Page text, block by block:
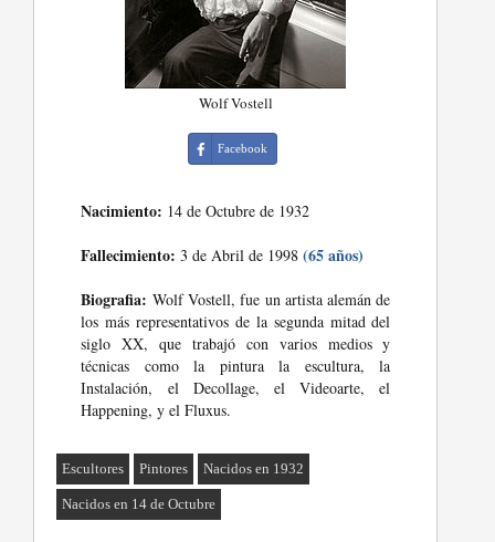
Wolf Vostell
Facebook
Nacimiento: 14 de Octubre de 1932
Fallecimiento: 3 de Abril de 1998(65 años)
Biografia: Wolf Vostell, fue un artista alemán de
los más representativos de la segunda mitad del
siglo XX, que trabajó con varios medios y
técnicas como la pintura la escultura, la
Instalación, el Decollage, el Videoarte, el
Happening, y el Fluxus.
Escultores Pintores Nacidos en 1932
Nacidos en 14 de Octubre